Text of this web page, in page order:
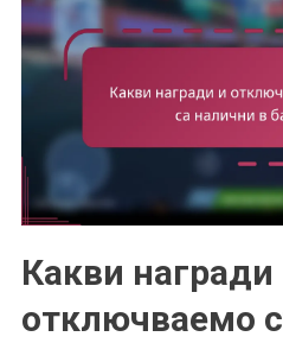
Какви награди
отключваемо